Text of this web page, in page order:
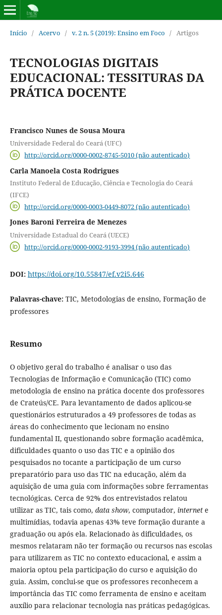
Início / Acervo / v. 2 n. 5 (2019): Ensino em Foco / Artigos
TECNOLOGIAS DIGITAIS
EDUCACIONAL: TESSITURAS DA
PRÁTICA DOCENTE
Francisco Nunes de Sousa Moura
Universidade Federal do Ceará (UFC)
http://orcid.org/0000-0002-8745-5010 (não autenticado)
Carla Manoela Costa Rodrigues
Instituto Federal de Educação, Ciência e Tecnologia do Ceará
(IFCE)
http://orcid.org/0000-0003-0449-8072 (não autenticado)
Jones Baroni Ferreira de Menezes
Universidade Estadual do Ceará (UECE)
http://orcid.org/0000-0002-9193-3994 (não autenticado)
DOI: https://doi.org/10.55847/ef.v2i5.646
Palavras-chave: TIC, Metodologias de ensino, Formação de
professores
Resumo
O objetivo geral do trabalho é analisar o uso das
Tecnologias de Informação e Comunicação (TIC) como
metodologia de ensino na prática docente dos professores
de Crateús/CE. Para levantamento de dados aplicou-se
questionários estruturados a 49 professores de todas as
áreas do conhecimento que lecionam no ensino
fundamental II, questionando sobre formação acadêmica,
dificuldades quanto o uso das TIC e a opinião dos
pesquisados no tocante a participação de um curso
preparatório para uso das TIC na educação, além da
aquisição de uma guia com informações sobre ferramentas
tecnológicas. Cerca de 92% dos entrevistados relatou
utilizar as TIC, tais como, data show, computador, internete
multimídias, todavia apenas 43% teve formação durante a
graduação ou após ela. Relacionado às dificuldades, os
mesmos relataram não ter formação ou recursos nas escolas
para utilizarem as TIC no contexto educacional, e assim a
maioria optou pela participação do curso e aquisição do
guia. Assim, conclui-se que os professores reconhecem a
importância das TIC como ferramenta de ensino e aceitam
auxílio para relacionar tecnologia nas práticas pedagógicas.